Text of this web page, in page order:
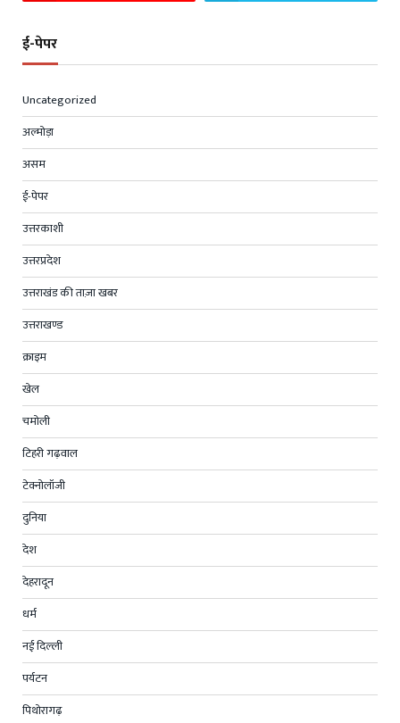
ई-पेपर
Uncategorized
अल्मोड़ा
असम
ई-पेपर
उत्तरकाशी
उत्तरप्रदेश
उत्तराखंड की ताज़ा खबर
उत्तराखण्ड
क्राइम
खेल
चमोली
टिहरी गढ़वाल
टेक्नोलॉजी
दुनिया
देश
देहरादून
धर्म
नई दिल्ली
पर्यटन
पिथोरागढ़